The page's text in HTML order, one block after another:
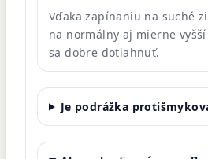
Vďaka zapínaniu na suché
na normálny aj mierne
sa dobre dotiahnuť.
Je podrážka